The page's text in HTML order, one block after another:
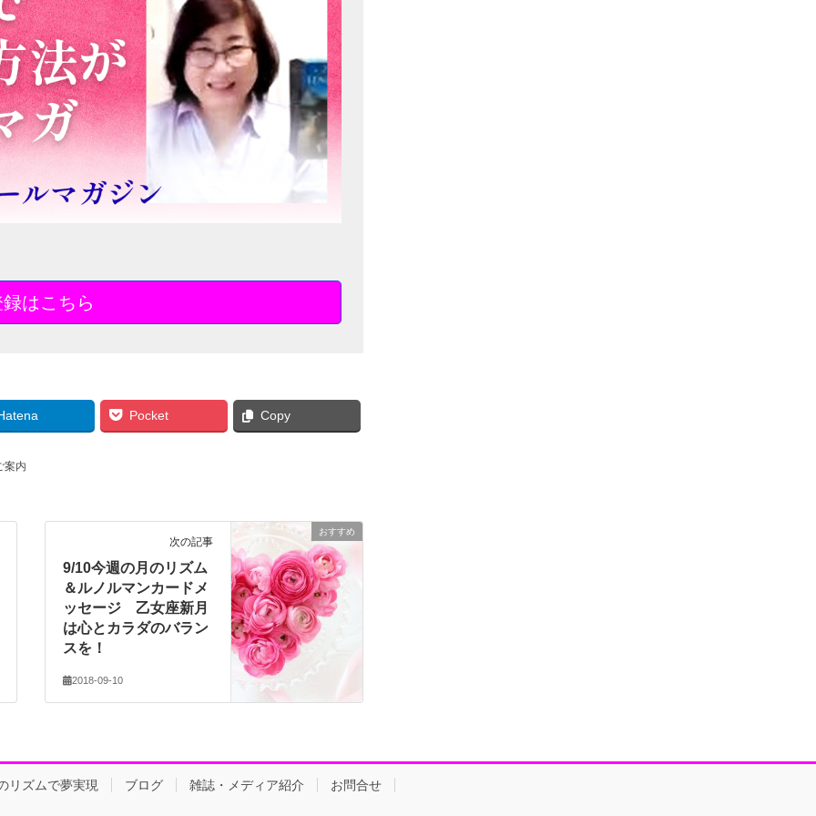
はこちら
Pocket Copy
案内
おすすめ
次の記事
9/10今週の月のリズム
＆ルノルマンカードメ
ッセージ 乙女座新月
は心とカラダのバラン
スを！
2018-09-10
リズムで夢実現 ブログ 雑誌・メディア紹介 お問合せ